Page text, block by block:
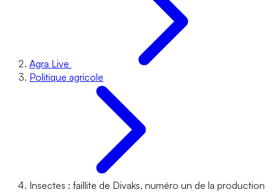
Agra Live
Politique agricole
Insectes : faillite de Divaks, numéro un de la production